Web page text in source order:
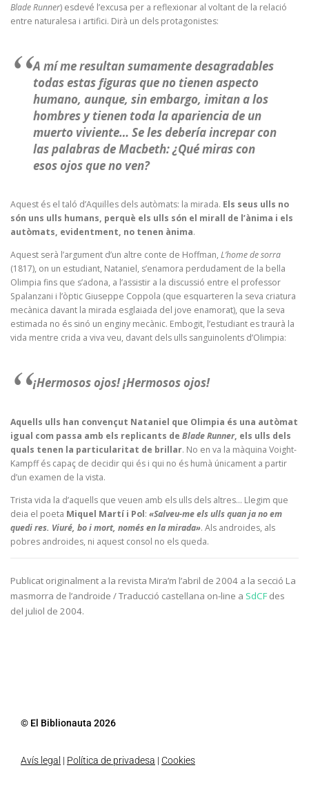
Blade Runner) esdevé l’excusa per a reflexionar al voltant de la relació
entre naturalesa i artifici. Dirà un dels protagonistes:
A mí me resultan sumamente desagradables
todas estas figuras que no tienen aspecto
humano, aunque, sin embargo, imitan a los
hombres y tienen toda la apariencia de un
muerto viviente… Se les debería increpar con
las palabras de Macbeth: ¿Qué miras con
esos ojos que no ven?
Aquest és el taló d’Aquil·les dels autòmats: la mirada. Els seus ulls no
són uns ulls humans, perquè els ulls són el mirall de l’ànima i els
autòmats, evidentment, no tenen ànima.
Aquest serà l’argument d’un altre conte de Hoffman, L’home de sorra
(1817), on un estudiant, Nataniel, s’enamora perdudament de la bella
Olimpia fins que s’adona, a l’assistir a la discussió entre el professor
Spalanzani i l’òptic Giuseppe Coppola (que esquarteren la seva criatura
mecànica davant la mirada esglaiada del jove enamorat), que la seva
estimada no és sinó un enginy mecànic. Embogit, l’estudiant es traurà la
vida mentre crida a viva veu, davant dels ulls sanguinolents d’Olimpia:
¡Hermosos ojos! ¡Hermosos ojos!
Aquells ulls han convençut Nataniel que Olimpia és una autòmat
igual com passa amb els replicants de Blade Runner, els ulls dels
quals tenen la particularitat de brillar. No en va la màquina Voight-
Kampff és capaç de decidir qui és i qui no és humà únicament a partir
d’un examen de la vista.
Trista vida la d’aquells que veuen amb els ulls dels altres… Llegim que
deia el poeta Miquel Martí i Pol: «Salveu-me els ulls quan ja no em
quedi res. Viuré, bo i mort, només en la mirada». Als androides, als
pobres androides, ni aquest consol no els queda.
Publicat originalment a la revista Mira’m l’abril de 2004 a la secció La
masmorra de l’androide / Traducció castellana on-line a SdCFdes
del juliol de 2004.
© El Biblionauta 2026
Avís legal | Política de privadesa | Cookies